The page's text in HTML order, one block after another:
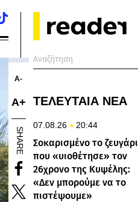
Α-
Α+
SHARE
ΤΕΛΕΥΤΑΙΑ ΝΕΑ
07.08.26 20:44
Σοκαρισμένο το ζευγάρι
που «υιοθέτησε» τον
26χρονο της Κυψέλης:
«Δεν μπορούμε να το
πιστέψουμε»